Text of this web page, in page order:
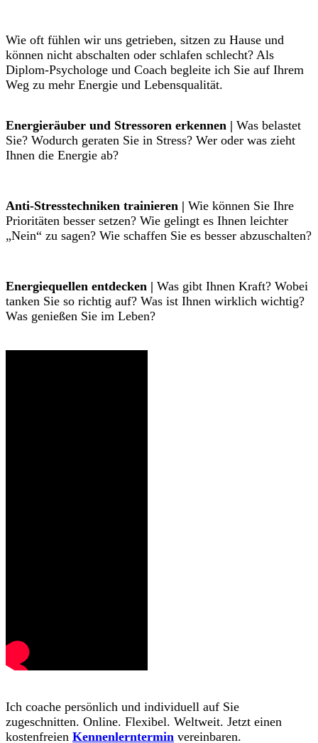
Wie oft fühlen wir uns getrieben, sitzen zu Hause und
können nicht abschalten oder schlafen schlecht? Als
Diplom-Psychologe und Coach begleite ich Sie auf Ihrem
Weg zu mehr Energie und Lebensqualität.
Energieräuber und Stressoren erkennen | Was belastet
Sie? Wodurch geraten Sie in Stress? Wer oder was zieht
Ihnen die Energie ab?
Anti-Stresstechniken trainieren | Wie können Sie Ihre
Prioritäten besser setzen? Wie gelingt es Ihnen leichter
„Nein“ zu sagen? Wie schaffen Sie es besser abzuschalten?
Energiequellen entdecken | Was gibt Ihnen Kraft? Wobei
tanken Sie so richtig auf? Was ist Ihnen wirklich wichtig?
Was genießen Sie im Leben?
Ich coache persönlich und individuell auf Sie
zugeschnitten. Online. Flexibel. Weltweit. Jetzt einen
kostenfreien Kennenlerntermin vereinbaren.